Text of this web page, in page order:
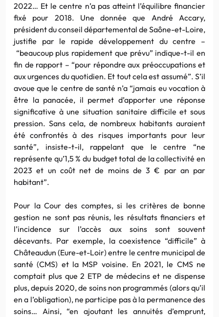
2022… Et le centre n’a pas atteint l’équilibre financier
fixé pour 2018. Une donnée que André Accary,
président du conseil départemental de Saône-et-Loire,
justifie par le rapide développement du centre –
“beaucoup plus rapidement que prévu” indique-t-il en
fin de rapport – “pour répondre aux préoccupations et
aux urgences du quotidien. Et tout cela est assumé”. S’il
avoue que le centre de santé n’a “jamais eu vocation à
être la panacée, il permet d’apporter une réponse
significative à une situation sanitaire difficile et sous
pression. Sans cela, de nombreux habitants auraient
été confrontés à des risques importants pour leur
santé”, insiste-t-il, rappelant que le centre “ne
représente qu’1,5 % du budget total de la collectivité en
2023 et un coût net de moins de 3 € par an par
habitant”.
Pour la Cour des comptes, si les critères de bonne
gestion ne sont pas réunis, les résultats financiers et
l’incidence sur l’accès aux soins sont souvent
décevants. Par exemple, la coexistence “difficile” à
Châteaudun (Eure-et-Loir) entre le centre municipal de
santé (CMS) et la MSP voisine. En 2021, le CMS ne
comptait plus que 2 ETP de médecins et ne dispense
plus, depuis 2020, de soins non programmés (alors qu’il
en a l’obligation), ne participe pas à la permanence des
soins… Ainsi, “en ajoutant les annuités d’emprunt,